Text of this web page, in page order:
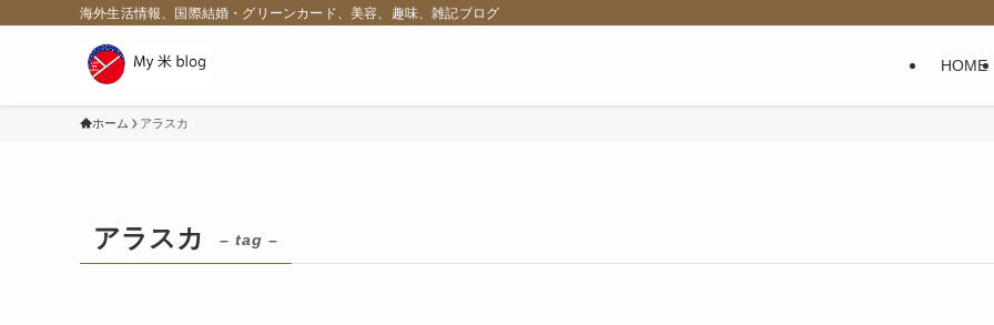
海外生活情報、国際結婚・グリーンカード、美容、趣味、雑記ブログ
HOME
ホーム アラスカ
アラスカ – tag –